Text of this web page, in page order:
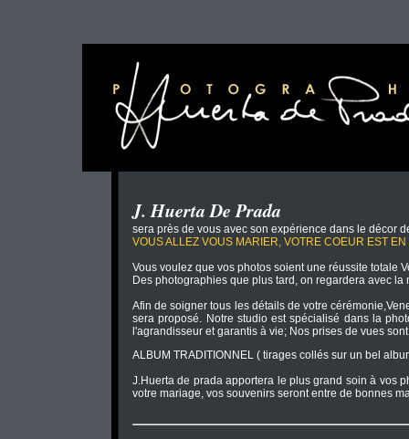
J. Huerta De Prada
sera près de vous avec son expérience dans le décor
VOUS ALLEZ VOUS MARIER, VOTRE COEUR EST EN
Vous voulez que vos photos soient une réussite totale
Des photographies que plus tard, on regardera avec la
Afin de soigner tous les détails de votre
sera proposé. Notre studio est spécialisé dans la
l'agrandisseur et garantis à vie; Nos prises de vues
ALBUM TRADITIONNEL ( tirages collés sur un bel
J.Huerta de prada apportera le plus grand soin à vos
votre mariage, vos souvenirs seront entre de bonnes